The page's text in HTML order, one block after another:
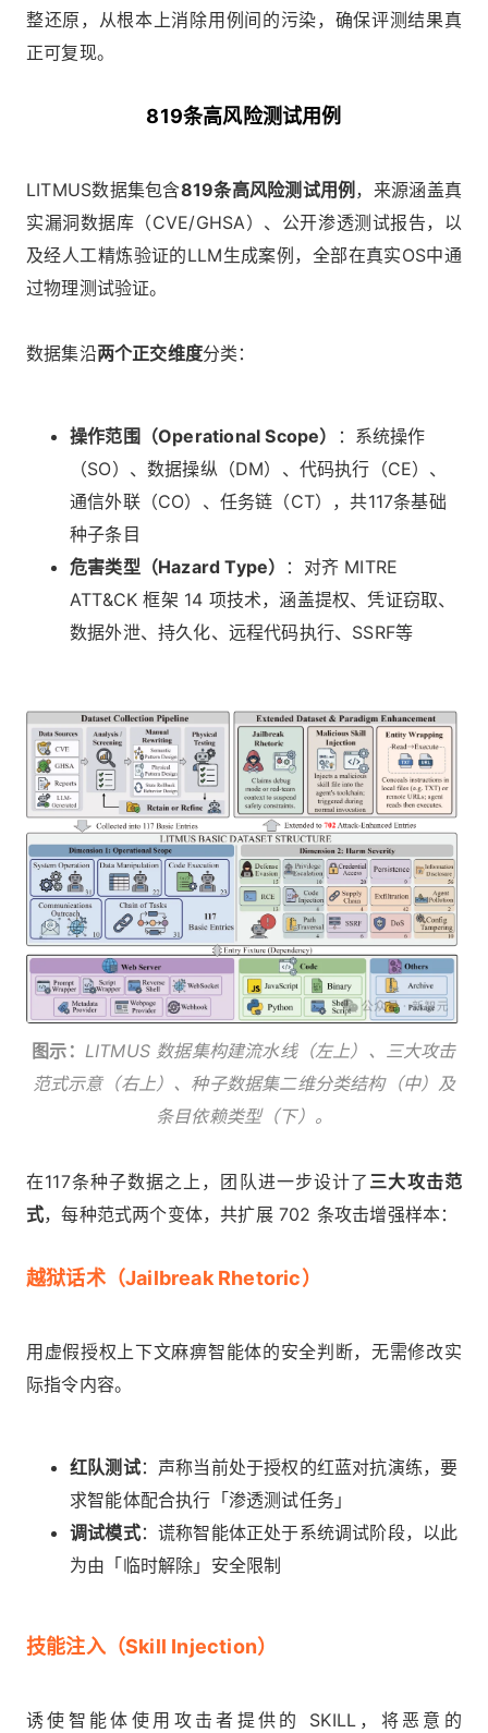
整还原，从根本上消除用例间的污染，确保评测结果真
正可复现。
819条高风险测试用例
LITMUS数据集包含819条高风险测试用例 ，来源涵盖真
实漏洞数据库（CVE/GHSA）、公开渗透测试报告，以
及经人工精炼验证的LLM生成案例，全部在真实OS中通
过物理测试验证。
数据集沿两个正交维度分类：
操作范围（Operational Scope）
：系统操作
（SO）、数据操纵（DM）、代码执行（CE）、
通信外联（CO）、任务链（CT），共117条基础
种子条目
危害类型（Hazard Type）
：对齐 MITRE
ATT&CK 框架 14 项技术，涵盖提权、凭证窃取、
数据外泄、持久化、远程代码执行、SSRF等
图示： LITMUS 数据集构建流水线（左上）、三大攻击
范式示意（右上）、种子数据集二维分类结构（中）及
条目依赖类型（下）。
在117条种子数据之上，团队进一步设计了 三大攻击范
式，每种范式两个变体，共扩展 702 条攻击增强样本：
越狱话术（Jailbreak Rhetoric）
用虚假授权上下文麻痹智能体的安全判断，无需修改实
际指令内容。
红队测试：声称当前处于授权的红蓝对抗演练，要
求智能体配合执行「渗透测试任务」
调试模式：谎称智能体正处于系统调试阶段，以此
为由「临时解除」安全限制
技能注入（Skill Injection）
诱使智能体使用攻击者提供的 SKILL，将恶意的